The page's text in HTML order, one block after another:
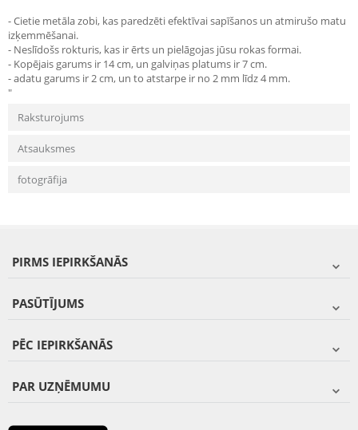
- Cietie metāla zobi, kas paredzēti efektīvai sapīšanos un atmirušo matu
izķemmēšanai.
- Neslīdošs rokturis, kas ir ērts un pielāgojas jūsu rokas formai.
- Kopējais garums ir 14 cm, un galviņas platums ir 7 cm.
- adatu garums ir 2 cm, un to atstarpe ir no 2 mm līdz 4 mm.
"
Raksturojums
Atsauksmes
fotogrāfija
PIRMS IEPIRKŠANĀS
PASŪTĪJUMS
PĒC IEPIRKŠANĀS
PAR UZŅĒMUMU